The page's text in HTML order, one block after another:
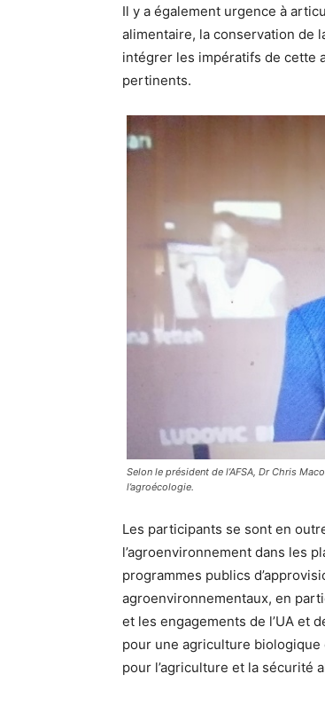
Il y a également urgence à
alimentaire, la conservation de
intégrer les impératifs de cette
pertinents.
Selon le président de l’AFSA, Dr Chris
l’agroécologie.
Les participants se sont en
l’agroenvironnement dans les
programmes publics
agroenvironnementaux, en
et les engagements de l’UA et
pour une agriculture biologique
pour l’agriculture et la sécurité